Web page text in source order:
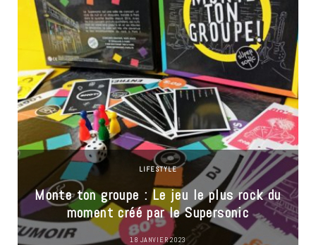
LIFESTYLE
Monte ton groupe : Le jeu le plus rock du
moment créé par le Supersonic
18 JANVIER 2023